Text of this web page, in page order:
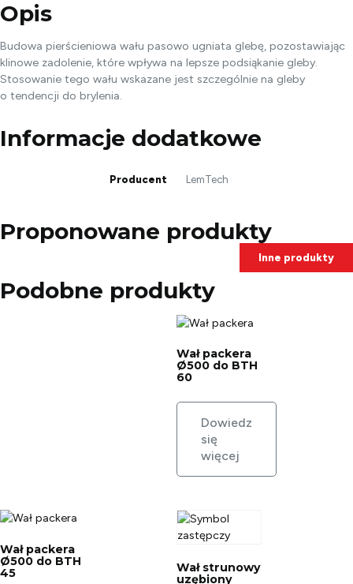
Opis
Budowa pierścieniowa wału pasowo ugniata glebę, pozostawiając
klinowe zadolenie, które wpływa na lepsze podsiąkanie gleby.
Stosowanie tego wału wskazane jest szczególnie na gleby
o tendencji do brylenia.
Informacje dodatkowe
Producent LemTech
Proponowane produkty
Inne produkty
Podobne produkty
Wał packera
Ø500 do BTH
60
Dowiedz
się
więcej
Wał packera
Ø500 do BTH
45
Wał strunowy
uzębiony